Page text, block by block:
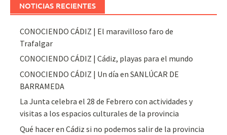
NOTICIAS RECIENTES
CONOCIENDO CÁDIZ | El maravilloso faro de
Trafalgar
CONOCIENDO CÁDIZ | Cádiz, playas para el mundo
CONOCIENDO CÁDIZ | Un día en SANLÚCAR DE
BARRAMEDA
La Junta celebra el 28 de Febrero con actividades y
visitas a los espacios culturales de la provincia
Qué hacer en Cádiz si no podemos salir de la provincia